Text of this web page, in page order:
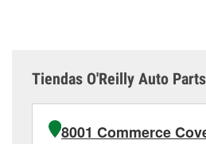
Tiendas O'Reilly Auto
8001 Commerce